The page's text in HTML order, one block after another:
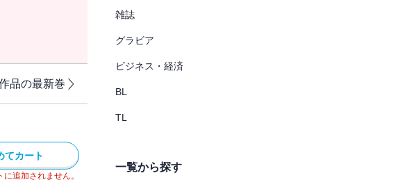
品の最新巻
てカート
追加されません。
雑誌
グラビア
ビジネス・経済
BL
TL
一覧から探す